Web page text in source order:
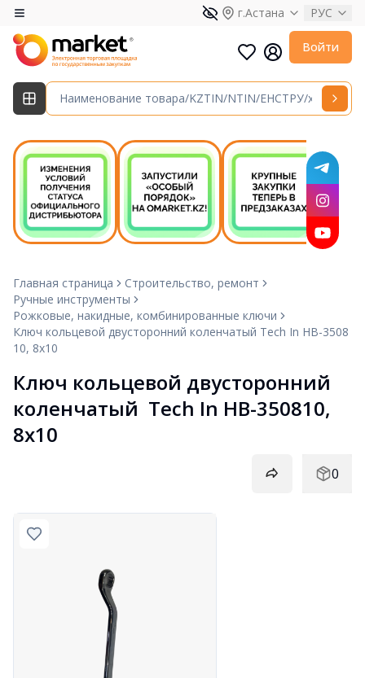
г.Астана РУС
Войти
Главная страница
Строительство, ремонт
Ручные инструменты
Рожковые, накидные, комбинированные ключи
Ключ кольцевой двусторонний коленчатый Tech In HB-3508
10, 8х10
Ключ кольцевой двусторонний
коленчатый  Tech In HB-350810,
8х10
0